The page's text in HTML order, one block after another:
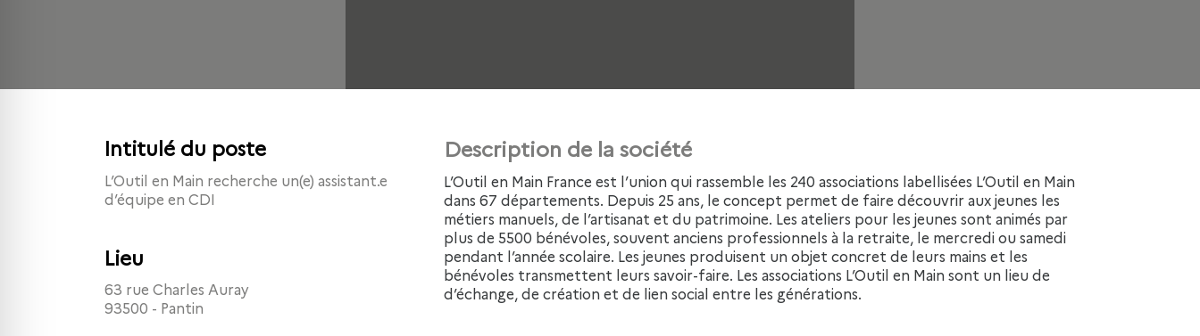
Intitulé du poste
L’Outil en Main recherche un(e) assistant.e
d’équipe en CDI
Lieu
63 rue Charles Auray
93500 - Pantin
Description de la société
L’Outil en Main France est l’union qui rassemble les 240 associations labellisées L’Outil en Main
dans 67 départements. Depuis 25 ans, le concept permet de faire découvrir aux jeunes les
métiers manuels, de l’artisanat et du patrimoine. Les ateliers pour les jeunes sont animés par
plus de 5500 bénévoles, souvent anciens professionnels à la retraite, le mercredi ou samedi
pendant l’année scolaire. Les jeunes produisent un objet concret de leurs mains et les
bénévoles transmettent leurs savoir-faire. Les associations L’Outil en Main sont un lieu de
d’échange, de création et de lien social entre les générations.